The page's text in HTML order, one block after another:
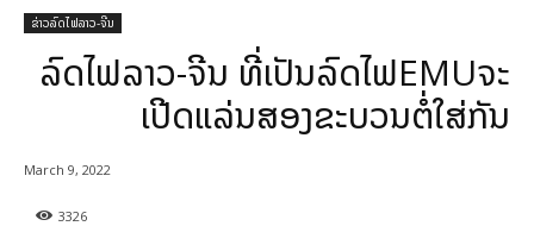
ຂ່າວລົດໄຟລາວ-ຈີນ
ລົດໄຟລາວ-ຈີນ ທີ່ເປັນລົດໄຟEMUຈະ
ເປີດແລ່ນສອງຂະບວນຕໍ່ໃສ່ກັນ
3326
March 9, 2022